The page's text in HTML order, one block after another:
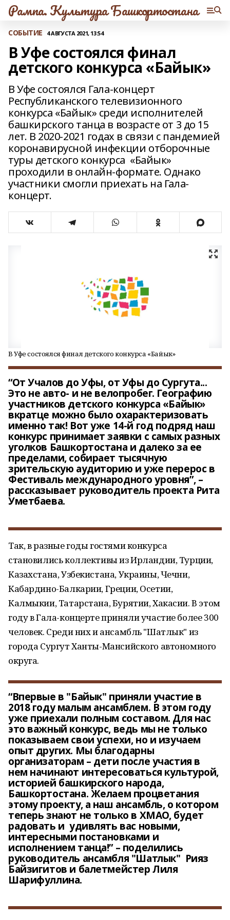
Рампа. Культура Башкортостана
СОБЫТИЕ 4 АВГУСТА 2021, 13:54
В Уфе состоялся финал
детского конкурса «Байык»
В Уфе состоялся Гала-концерт
Республиканского телевизионного
конкурса «Байык» среди исполнителей
башкирского танца в возрасте от 3 до 15
лет. В 2020-2021 годах в связи с пандемией
коронавирусной инфекции отборочные
туры детского конкурса «Байык»
проходили в онлайн-формате. Однако
участники смогли приехать на Гала-
концерт.
В Уфе состоялся финал детского конкурса «Байык»
“От Учалов до Уфы, от Уфы до Сургута...
Это не авто- и не велопробег. Географию
участников детского конкурса «Байык»
вкратце можно было охарактеризовать
именно так! Вот уже 14-й год подряд наш
конкурс принимает заявки с самых разных
уголков Башкортостана и далеко за ее
пределами, собирает тысячную
зрительскую аудиторию и уже перерос в
Фестиваль международного уровня”, –
рассказывает руководитель проекта Рита
Уметбаева.
Так, в разные годы гостями конкурса
становились коллективы из Ирландии, Турции,
Казахстана, Узбекистана, Украины, Чечни,
Кабардино-Балкарии, Греции, Осетии,
Калмыкии, Татарстана, Бурятии, Хакасии. В этом
году в Гала-концерте приняли участие более 300
человек. Среди них и ансамбль "Шатлык" из
города Сургут Ханты-Мансийского автономного
округа.
“Впервые в "Байык" приняли участие в
2018 году малым ансамблем. В этом году
уже приехали полным составом. Для нас
это важный конкурс, ведь мы не только
показываем свои успехи, но и изучаем
опыт других. Мы благодарны
организаторам – дети после участия в
нем начинают интересоваться культурой,
историей башкирского народа,
Башкортостана. Желаем процветания
этому проекту, а наш ансамбль, о котором
теперь знают не только в ХМАО, будет
радовать и удивлять вас новыми,
интересными постановками и
исполнением танца!” – поделились
руководитель ансамбля "Шатлык" Рияз
Байзигитов и балетмейстер Лиля
Шарифуллина.